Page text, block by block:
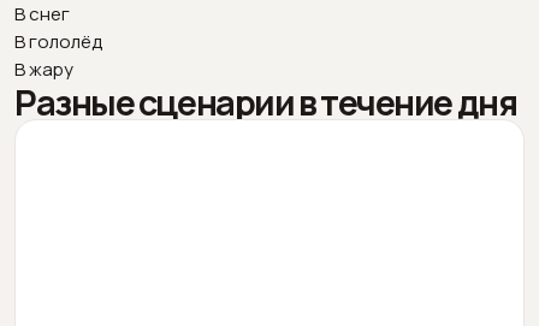
В снег
В гололёд
В жару
Разные сценарии в течение дня